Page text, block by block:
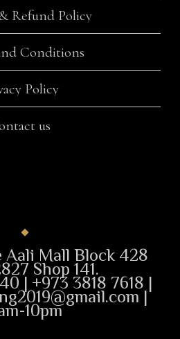
Refund Policy
Conditions
Policy
us
Aali Mall Block 428
Shop 141.
| +973 3818 7618 |
|
10pm